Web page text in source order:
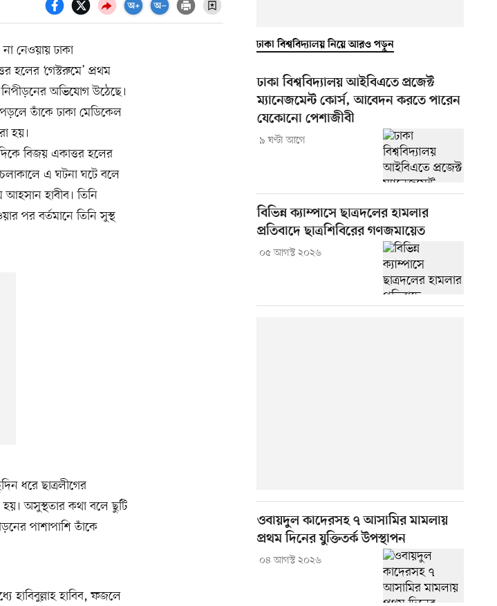
নেওয়ায় ঢাকা
হলের ‘গেস্টরুমে’ প্রথম
অভিযোগ উঠেছে।
তাঁকে ঢাকা মেডিকেল
হয়।
বিজয় একাত্তর হলের
চলাকালে এ ঘটনা ঘটে বলে
আহসান হাবীব। তিনি
পর বর্তমানে তিনি সুস্থ
ধরে ছাত্রলীগের
অসুস্থতার কথা বলে ছুটি
পাশাপাশি তাঁকে
হাবিবুল্লাহ হাবিব, ফজলে
ঢাকা বিশ্ববিদ্যালয় নিয়ে আরও পড়ুন
ঢাকা বিশ্ববিদ্যালয় আইবিএতে প্রজেক্ট
ম্যানেজমেন্ট কোর্স, আবেদন করতে পারেন
যেকোনো পেশাজীবী
৯ ঘণ্টা আগে
বিভিন্ন ক্যাম্পাসে ছাত্রদলের হামলার
প্রতিবাদে ছাত্রশিবিরের গণজমায়েত
০৫ আগস্ট ২০২৬
ওবায়দুল কাদেরসহ ৭ আসামির মামলায়
প্রথম দিনের যুক্তিতর্ক উপস্থাপন
০৪ আগস্ট ২০২৬